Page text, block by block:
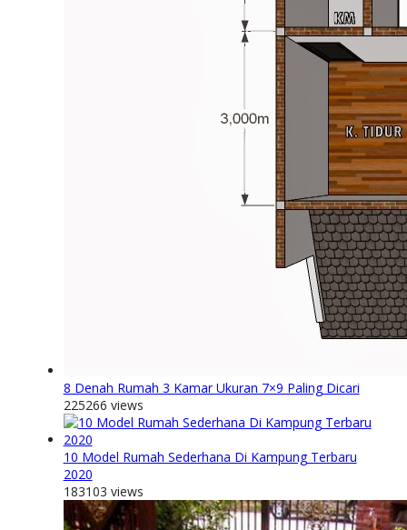
8 Denah Rumah 3 Kamar Ukuran 7×9 Paling Dicari
225266 views
10 Model Rumah Sederhana Di Kampung Terbaru
2020
183103 views